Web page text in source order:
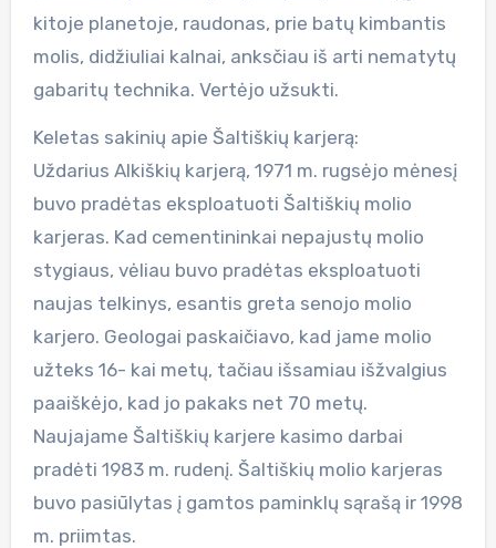
kitoje planetoje, raudonas, prie batų kimbantis
molis, didžiuliai kalnai, anksčiau iš arti nematytų
gabaritų technika. Vertėjo užsukti.
Keletas sakinių apie Šaltiškių karjerą:
Uždarius Alkiškių karjerą, 1971 m. rugsėjo mėnesį
buvo pradėtas eksploatuoti Šaltiškių molio
karjeras. Kad cementininkai nepajustų molio
stygiaus, vėliau buvo pradėtas eksploatuoti
naujas telkinys, esantis greta senojo molio
karjero. Geologai paskaičiavo, kad jame molio
užteks 16- kai metų, tačiau išsamiau išžvalgius
paaiškėjo, kad jo pakaks net 70 metų.
Naujajame Šaltiškių karjere kasimo darbai
pradėti 1983 m. rudenį. Šaltiškių molio karjeras
buvo pasiūlytas į gamtos paminklų sąrašą ir 1998
m. priimtas.